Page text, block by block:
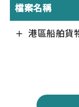
檔案名稱
港區船舶貨